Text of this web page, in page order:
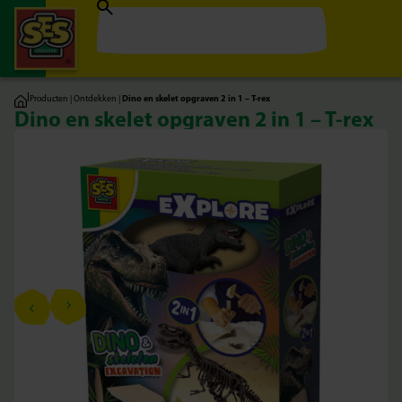
|Producten |Ontdekken | Dino en skelet opgraven 2 in 1 – T-rex
Dino en skelet opgraven 2 in 1 – T-rex